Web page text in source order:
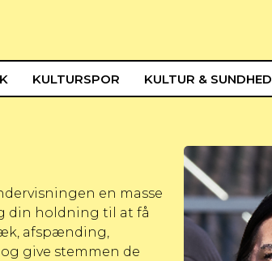
KULTURSPOR KULTUR & SUNDHED
en masse
din holdning til at få
afspænding,
give stemmen de